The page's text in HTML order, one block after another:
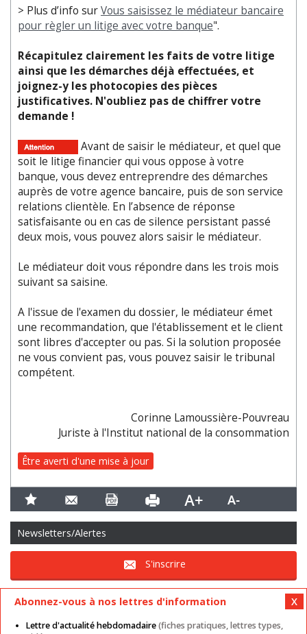
> Plus d’info surVous saisissez le médiateur bancaire
pour règler un litige avec votre banque".
Récapitulez clairement les faits de votre litige
ainsi que les démarches déjà effectuées, et
joignez-y les photocopies des pièces
justificatives. N'oubliez pas de chiffrer votre
demande !
Avant de saisir le médiateur, et quel que
soit le litige financier qui vous oppose à votre
banque, vous devez entreprendre des démarches
auprès de votre agence bancaire, puis de son service
relations clientèle. En l’absence de réponse
satisfaisante ou en cas de silence persistant passé
deux mois, vous pouvez alors saisir le médiateur.
Le médiateur doit vous répondre dans les trois mois
suivant sa saisine.
A l'issue de l'examen du dossier, le médiateur émet
une recommandation, que l'établissement et le client
sont libres d'accepter ou pas. Si la solution proposée
ne vous convient pas, vous pouvez saisir le tribunal
compétent.
Corinne Lamoussière-Pouvreau
Juriste à l'Institut national de la consommation
Être averti d'une mise à jour
Newsletters/Alertes
S'inscrire
Abonnez-vous à nos lettres d'information
Lettre d'actualité hebdomadaire(fiches pratiques, lettres types,